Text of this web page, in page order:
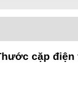
cặp điện